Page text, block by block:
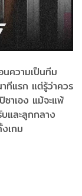
ความเป็นทีม
ทีแรก แต่รู้ว่าควร
ซาเอง แม้จะแพ้
บและลูกกลาง
เกม